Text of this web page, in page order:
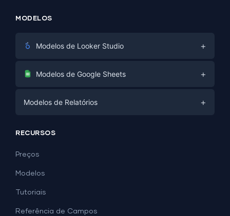
MODELOS
Modelos de Looker Studio +
Marketing Digital
PPC
SEO
Geração de Leads
Facebook Ads
Modelos de Google Sheets +
Mídias Sociais
Modelos de Relatórios +
Exemplos de Dashboard
RECURSOS
Preços
Modelos
Tutoriais
Referência de Campos